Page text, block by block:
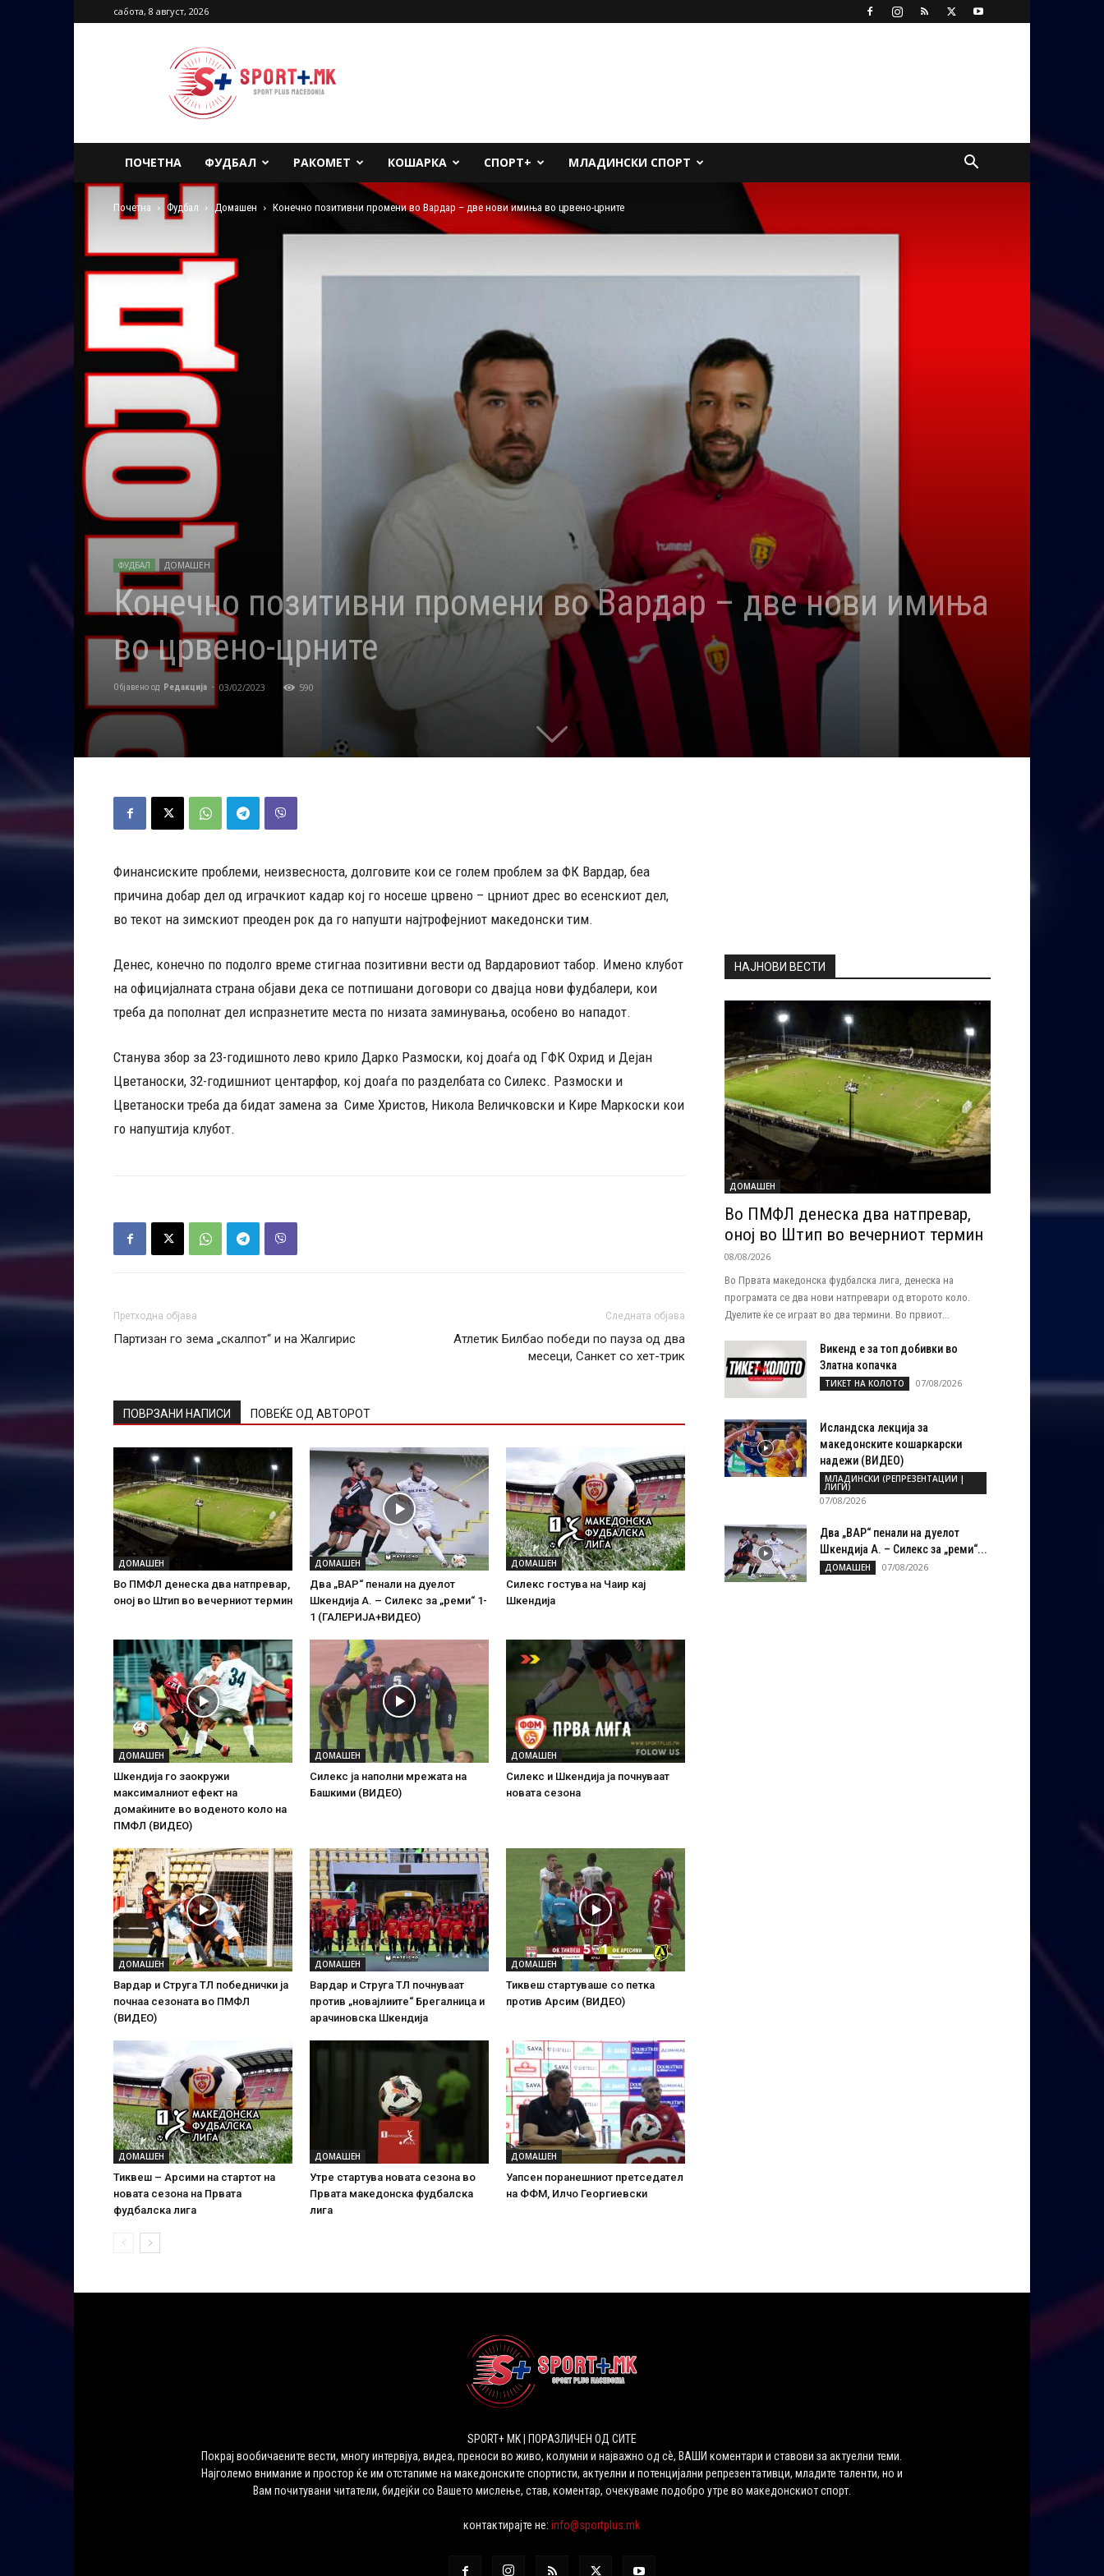
сабота, 8 август, 2026
Sport
Plus
Macedonia
ПОЧЕТНА ФУДБАЛ РАКОМЕТ КОШАРКА СПОРТ+ МЛАДИНСКИ СПОРТ
Почетна Фудбал Домашен Конечно позитивни промени во Вардар – две нови имиња во црвено-црните
ФУДБАЛ ДОМАШЕН
Конечно позитивни промени во Вардар – две нови имиња
во црвено-црните
Објавено од Редакција - 03/02/2023 590
Финансиските проблеми, неизвесноста, долговите кои се голем проблем за ФК Вардар, беа
причина добар дел од играчкиот кадар кој го носеше црвено – црниот дрес во есенскиот дел,
во текот на зимскиот преоден рок да го напушти најтрофејниот македонски тим.
Денес, конечно по подолго време стигнаа позитивни вести од Вардаровиот табор. Имено клубот
на официјалната страна објави дека се потпишани договори со двајца нови фудбалери, кои
треба да пополнат дел испразнетите места по низата заминувања, особено во нападот.
Станува збор за 23-годишното лево крило Дарко Размоски, кој доаѓа од ГФК Охрид и Дејан
Цветаноски, 32-годишниот центарфор, кој доаѓа по разделбата со Силекс. Размоски и
Цветаноски треба да бидат замена за Симе Христов, Никола Величковски и Кире Маркоски кои
го напуштија клубот.
Претходна објава
Партизан го зема „скалпот“ и на Жалгирис
Следната објава
Атлетик Билбао победи по пауза од два
месеци, Санкет со хет-трик
ПОВРЗАНИ НАПИСИ ПОВЕЌЕ ОД АВТОРОТ
ДОМАШЕН
Во ПМФЛ денеска два натпревар,
оној во Штип во вечерниот термин
ДОМАШЕН
Два „ВАР“ пенали на дуелот
Шкендија А. – Силекс за „реми“ 1-
1 (ГАЛЕРИЈА+ВИДЕО)
ДОМАШЕН
Силекс гостува на Чаир кај
Шкендија
ДОМАШЕН
Шкендија го заокружи
максималниот ефект на
домаќините во воденото коло на
ПМФЛ (ВИДЕО)
ДОМАШЕН
Силекс ја наполни мрежата на
Башкими (ВИДЕО)
ДОМАШЕН
Силекс и Шкендија ја почнуваат
новата сезона
ДОМАШЕН
Вардар и Струга ТЛ победнички ја
почнаа сезоната во ПМФЛ
(ВИДЕО)
ДОМАШЕН
Вардар и Струга ТЛ почнуваат
против „новајлиите“ Брегалница и
арачиновска Шкендија
ДОМАШЕН
Тиквеш стартуваше со петка
против Арсим (ВИДЕО)
ДОМАШЕН
Тиквеш – Арсими на стартот на
новата сезона на Првата
фудбалска лига
ДОМАШЕН
Утре стартува новата сезона во
Првата македонска фудбалска
лига
ДОМАШЕН
Уапсен поранешниот претседател
на ФФМ, Илчо Георгиевски
НАЈНОВИ ВЕСТИ
ДОМАШЕН
Во ПМФЛ денеска два натпревар,
оној во Штип во вечерниот термин
08/08/2026
Во Првата македонска фудбалска лига, денеска на
програмата се два нови натпревари од второто коло.
Дуелите ќе се играат во два термини. Во првиот...
Викенд е за топ добивки во
Златна копачка
ТИКЕТ НА КОЛОТО 07/08/2026
Исландска лекција за
македонските кошаркарски
надежи (ВИДЕО)
МЛАДИНСКИ (РЕПРЕЗЕНТАЦИИ |
ЛИГИ)
07/08/2026
Два „ВАР“ пенали на дуелот
Шкендија А. – Силекс за „реми“...
ДОМАШЕН 07/08/2026
SPORT+ MK | ПОРАЗЛИЧЕН ОД СИТЕ
Покрај вообичаените вести, многу интервјуа, видеа, преноси во живо, колумни и најважно од сѐ, ВАШИ коментари и ставови за актуелни теми.
Најголемо внимание и простор ќе им отстапиме на македонските спортисти, актуелни и потенцијални репрезентативци, младите таленти, но и
Вам почитувани читатели, бидејќи со Вашето мислење, став, коментар, очекуваме подобро утре во македонскиот спорт.
контактирајте не:info@sportplus.mk